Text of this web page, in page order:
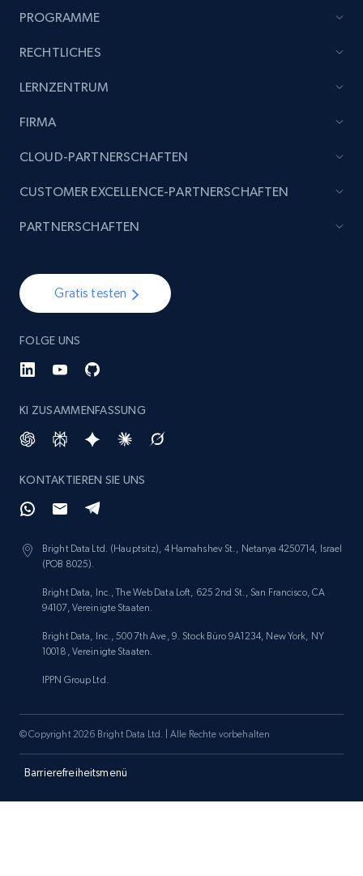
PROGRAMME
RECHTLICHES
LERNZENTRUM
FIRMA
Gratis testen
FOLGE UNS
KI ZUSAMMENFASSUNG
KONTAKTIEREN SIE UNS
Bright Data Ltd. (Hauptsitz), 4 Hamahshev St., Netanya 4250714, Israel
(POB 8025).
Bright Data, Inc., The Web Data Loft, 625 2nd St., San Francisco, CA
94107, Vereinigte Staaten.
Bright Data, Inc., 500 7th Ave, 9. Stock Büro 9A1234, New York, NY
10018, Vereinigte Staaten.
IPPN Group Ltd.
CLOUD-PARTNERSCHAFTEN
CUSTOMER EXCELLENCE-PARTNERSCHAFTEN
PARTNERSCHAFTEN
Barrierefreiheitsmenü
© Copyright 2026 Bright Data Ltd. | Alle Rechte vorbehalten